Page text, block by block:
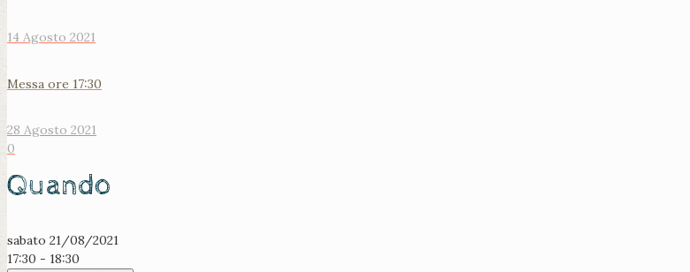
14 Agosto 2021
Messa ore 17:30
28 Agosto 2021
0
Quando
sabato 21/08/2021
17:30 - 18:30